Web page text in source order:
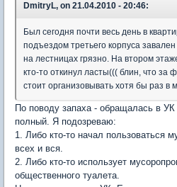
DmitryL, on 21.04.2010 - 20:46:
Был сегодня почти весь день в
подъездом третьего корпуса
на лестницах грязно. На втором
кто-то откинул ласты((( блин, что за
стоит организовывать хотя бы раз в
По поводу запаха - обращалась в
полный. Я подозреваю:
1. Либо кто-то начал пользоваться
всех и вся.
2. Либо кто-то использует
общественного туалета.